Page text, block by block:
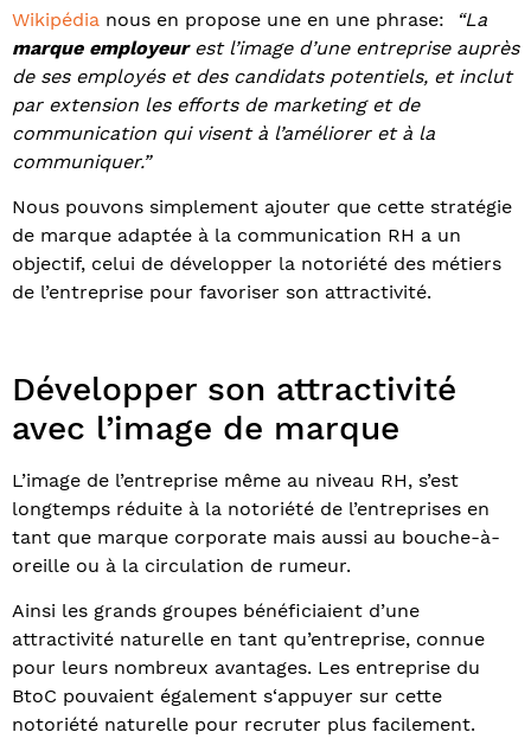
Wikipédia nous en propose une en une phrase:
“La
marque employeurest l’image d’une entreprise auprès
de ses employés et des candidats potentiels, et inclut
par extension les efforts de marketing et de
communication qui visent à l’améliorer et à la
communiquer.”
Nous pouvons simplement ajouter que cette stratégie
de marque adaptée à la communication RH a un
objectif, celui de développer la notoriété des métiers
de l’entreprise pour favoriser son attractivité.
Développer son attractivité
avec l’image de marque
L’image de l’entreprise même au niveau RH, s’est
longtemps réduite à la notoriété de l’entreprises en
tant que marque corporate mais aussi au bouche-à-
oreille ou à la circulation de rumeur.
Ainsi les grands groupes bénéficiaient d’une
attractivité naturelle en tant qu’entreprise, connue
pour leurs nombreux avantages. Les entreprise du
BtoC pouvaient également s‘appuyer sur cette
notoriété naturelle pour recruter plus facilement.